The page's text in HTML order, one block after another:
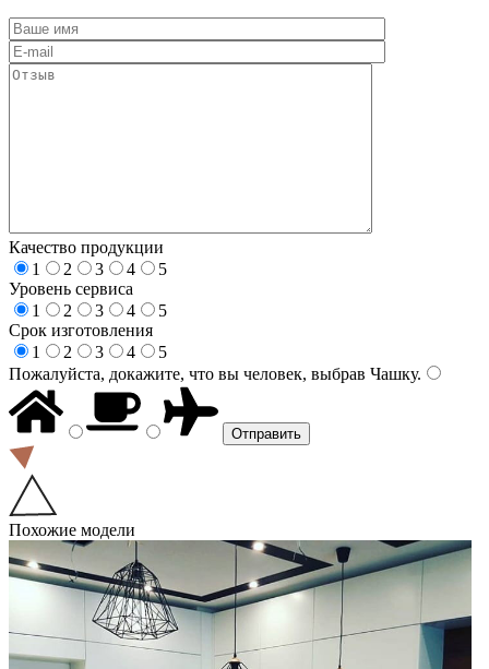
Качество продукции
1
2 3 4
5
Уровень сервиса
1
2 3 4
5
Срок изготовления
1
2 3 4
5
Пожалуйста, докажите, что вы человек, выбрав Чашку.
Похожие модели